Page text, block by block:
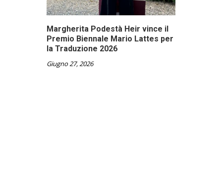
Margherita Podestà Heir vince il
Premio Biennale Mario Lattes per
la Traduzione 2026
Giugno 27, 2026